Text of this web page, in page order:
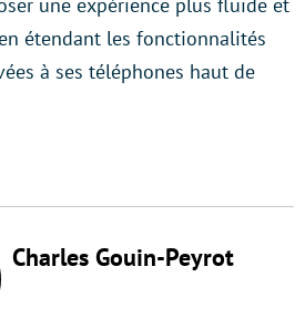
étendant les fonctionnalités
à ses téléphones haut de
Charles Gouin-Peyrot